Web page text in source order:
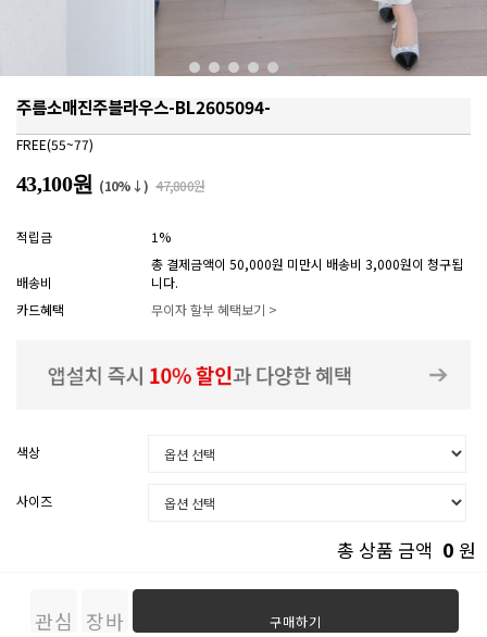
주름소매진주블라우스-BL2605094-
FREE(55~77)
43,100원 (10%↓) 47,800원
적립금 1%
배송비
총 결제금액이 50,000원 미만시 배송비 3,000원이 청구됩
니다.
카드혜택
무이자 할부 혜택보기 >
색상
사이즈
총 상품 금액 0 원
관심
장바
구매하기